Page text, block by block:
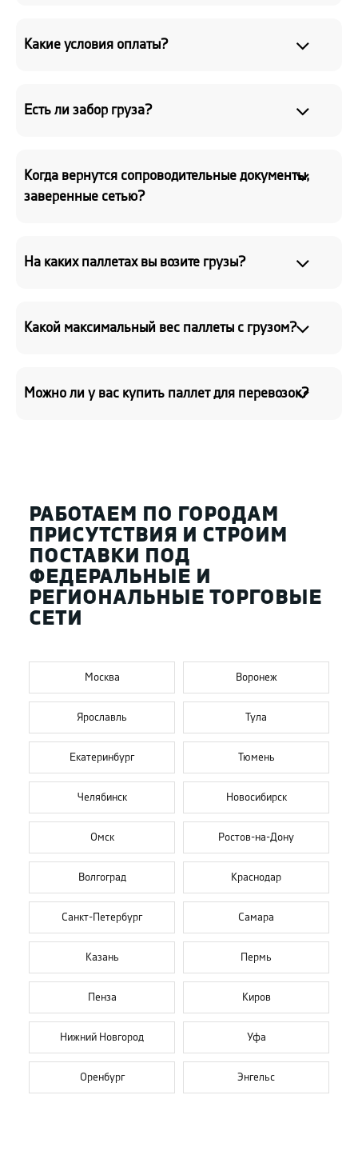
Какие условия оплаты?
Есть ли забор груза?
Когда вернутся сопроводительные документы,
заверенные сетью?
На каких паллетах вы возите грузы?
Какой максимальный вес паллеты с грузом?
Можно ли у вас купить паллет для перевозок?
РАБОТАЕМ ПО ГОРОДАМ
ПРИСУТСТВИЯ И СТРОИМ
ПОСТАВКИ ПОД
ФЕДЕРАЛЬНЫЕ И
РЕГИОНАЛЬНЫЕ ТОРГОВЫЕ
СЕТИ
Москва Воронеж
Ярославль Тула
Екатеринбург Тюмень
Челябинск Новосибирск
Омск Ростов-на-Дону
Волгоград Краснодар
Санкт-Петербург Самара
Казань Пермь
Пенза Киров
Нижний Новгород Уфа
Оренбург Энгельс